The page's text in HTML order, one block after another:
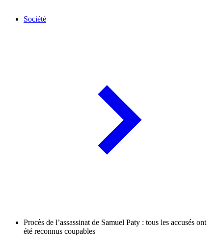
Société
Procès de l’assassinat de Samuel Paty : tous les accusés ont
été reconnus coupables